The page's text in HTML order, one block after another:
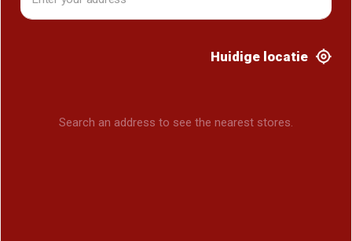
Huidige locatie
Search an address to see the nearest stores.